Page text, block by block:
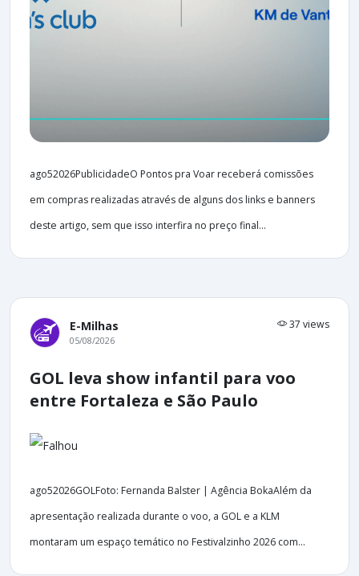
ago52026PublicidadeO Pontos pra Voar receberá comissões
em compras realizadas através de alguns dos links e banners
deste artigo, sem que isso interfira no preço final...
E-Milhas 37 views
05/08/2026
GOL leva show infantil para voo
entre Fortaleza e São Paulo
ago52026GOLFoto: Fernanda Balster | Agência BokaAlém da
apresentação realizada durante o voo, a GOL e a KLM
montaram um espaço temático no Festivalzinho 2026 com...